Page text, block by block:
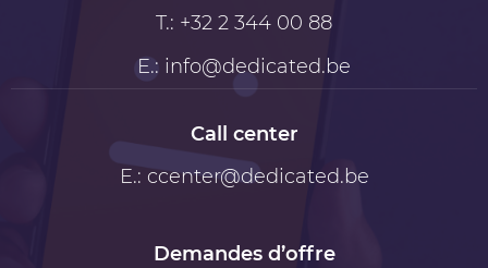
T.: +32 2 344 00 88
E.: info@dedicated.be
Call center
E.: ccenter@dedicated.be
Demandes d’offre